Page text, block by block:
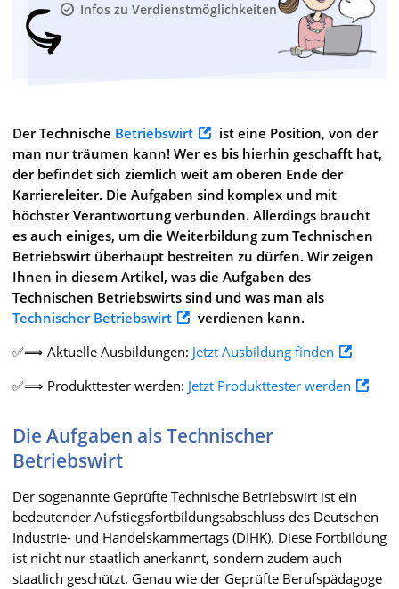
Infos zu Verdienstmöglichkeiten
Der Technische Betriebswirt
ist eine Position, von der
man nur träumen kann! Wer es bis hierhin geschafft hat,
der befindet sich ziemlich weit am oberen Ende der
Karriereleiter. Die Aufgaben sind komplex und mit
höchster Verantwortung verbunden. Allerdings braucht
es auch einiges, um die Weiterbildung zum Technischen
Betriebswirt überhaupt bestreiten zu dürfen. Wir zeigen
Ihnen in diesem Artikel, was die Aufgaben des
Technischen Betriebswirts sind und was man als
Technischer Betriebswirt
verdienen kann.
✅⟹ Aktuelle Ausbildungen: Jetzt Ausbildung finden
✅⟹ Produkttester werden: Jetzt Produkttester werden
Die Aufgaben als Technischer
Betriebswirt
Der sogenannte Geprüfte Technische Betriebswirt ist ein
bedeutender Aufstiegsfortbildungsabschluss des Deutschen
Industrie- und Handelskammertags (DIHK). Diese Fortbildung
ist nicht nur staatlich anerkannt, sondern zudem auch
staatlich geschützt. Genau wie der Geprüfte Berufspädagoge